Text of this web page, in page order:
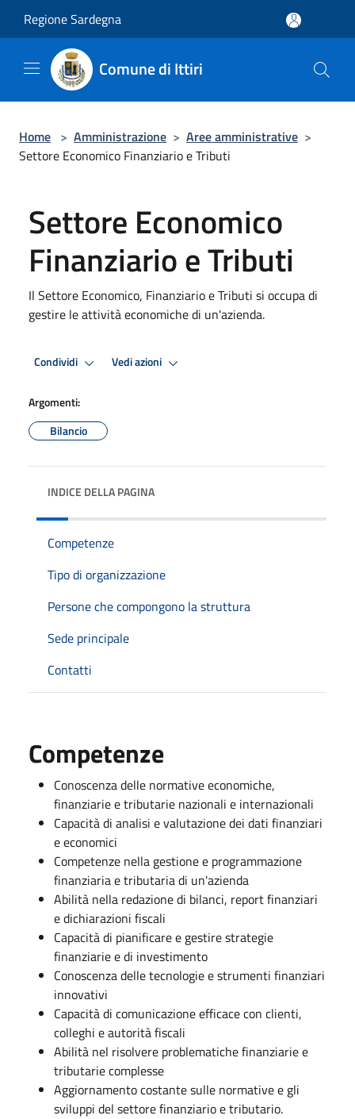
Regione Sardegna
Comune di Ittiri
Home > Amministrazione > Aree amministrative >
Settore Economico Finanziario e Tributi
Settore Economico
Finanziario e Tributi
Il Settore Economico, Finanziario e Tributi si occupa di
gestire le attività economiche di un'azienda.
Condividi Vedi azioni
Argomenti:
Bilancio
INDICE DELLA PAGINA
Competenze
Tipo di organizzazione
Persone che compongono la struttura
Sede principale
Contatti
Competenze
Conoscenza delle normative economiche,
finanziarie e tributarie nazionali e internazionali
Capacità di analisi e valutazione dei dati finanziari
e economici
Competenze nella gestione e programmazione
finanziaria e tributaria di un'azienda
Abilità nella redazione di bilanci, report finanziari
e dichiarazioni fiscali
Capacità di pianificare e gestire strategie
finanziarie e di investimento
Conoscenza delle tecnologie e strumenti finanziari
innovativi
Capacità di comunicazione efficace con clienti,
colleghi e autorità fiscali
Abilità nel risolvere problematiche finanziarie e
tributarie complesse
Aggiornamento costante sulle normative e gli
sviluppi del settore finanziario e tributario.